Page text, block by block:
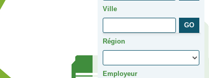
Ville
Région
Employeur